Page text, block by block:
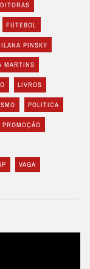
FUTEBOL
ILANA PINSKY
MARTINS
LIVROS
POLITICA
PROMOÇÃO
VAGA